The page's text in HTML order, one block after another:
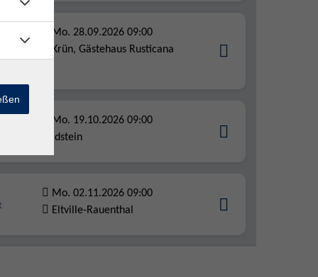
Mo. 28.09.2026 09:00
Krün, Gästehaus Rusticana
Mo. 19.10.2026 09:00
Idstein
Mo. 02.11.2026 09:00
Eltville-Rauenthal